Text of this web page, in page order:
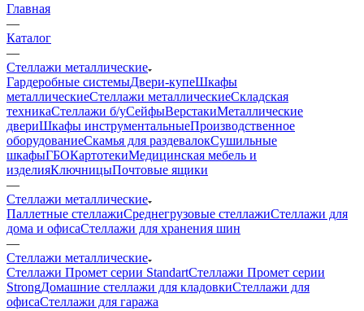
Главная
—
Каталог
—
Стеллажи металлические
Гардеробные системыДвери-купеШкафы
металлическиеСтеллажи металлическиеСкладская
техникаСтеллажи б/уСейфыВерстакиМеталлические
двериШкафы инструментальныеПроизводственное
оборудованиеСкамья для раздевалокСушильные
шкафыГБОКартотекиМедицинская мебель и
изделияКлючницыПочтовые ящики
—
Стеллажи металлические
Паллетные стеллажиСреднегрузовые стеллажиСтеллажи для
дома и офисаСтеллажи для хранения шин
—
Стеллажи металлические
Стеллажи Промет серии StandartСтеллажи Промет серии
StrongДомашние стеллажи для кладовкиСтеллажи для
офисаСтеллажи для гаража